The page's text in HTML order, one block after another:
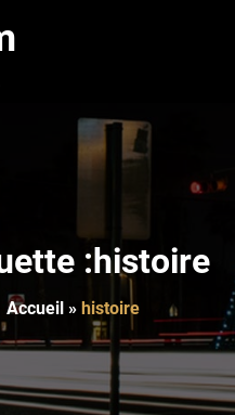
:histoire
Accueil» histoire